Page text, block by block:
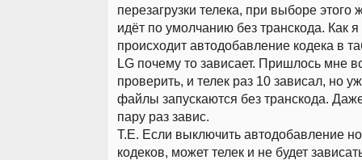
перезагрузки телека, при выборе этого
идёт по умолчанию без транскода. Как
происходит автодобавление кодека в
LG почему то зависает. Пришлось мне
проверить, и телек раз 10 зависал, но
файлы запускаются без транскода.
пару раз завис.
Т.Е. Если выключить автодобавление
кодеков, может телек и не будет